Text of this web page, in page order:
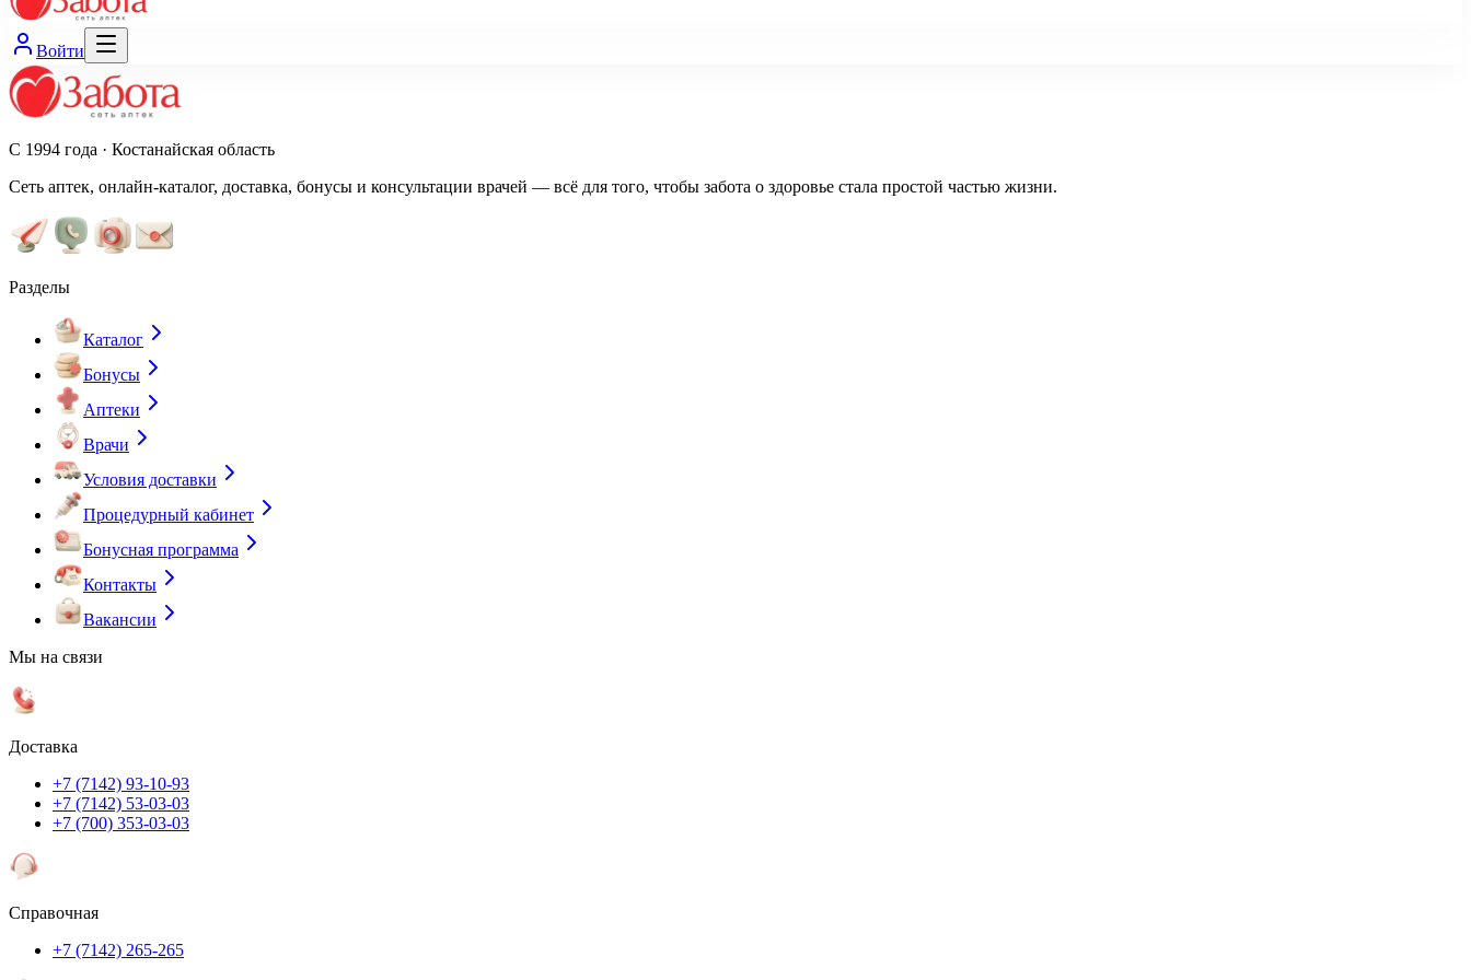
Войти
С 1994 года · Костанайская область
Сеть аптек, онлайн-каталог, доставка, бонусы и консультации врачей — всё для того, чтобы забота о здоровье стала простой частью жизни.
Разделы
Каталог
Бонусы
Аптеки
Врачи
Условия доставки
Процедурный кабинет
Бонусная программа
Контакты
Вакансии
Мы на связи
Доставка
+7 (7142) 93-10-93
+7 (7142) 53-03-03
+7 (700) 353-03-03
Справочная
+7 (7142) 265-265